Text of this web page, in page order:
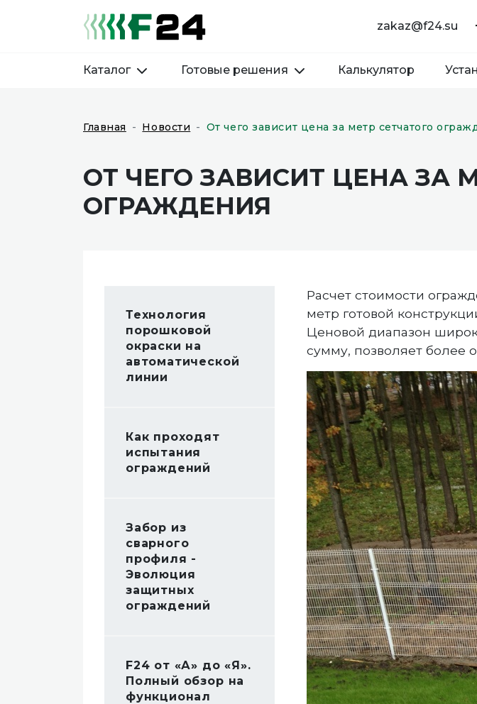
zakaz@f24.su
Каталог Готовые решения Калькулятор
Главная Новости От чего зависит цена за метр сетчатого
ОТ ЧЕГО ЗАВИСИТ ЦЕНА ЗА
ОГРАЖДЕНИЯ
Технология
порошковой
окраски на
автоматической
линии
Как проходят
испытания
ограждений
Забор из
сварного
профиля -
Эволюция
защитных
ограждений
F24 от «А» до «Я».
Полный обзор на
функционал
Расчет стоимости
метр готовой
Ценовой диапазон
сумму, позволяет более